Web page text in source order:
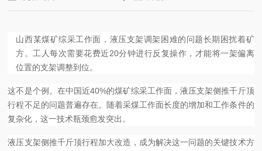
山西某煤矿综采工作面，液压支架调架困难的问题长期困扰着矿
方。工人每次需要花费近20分钟进行反复操作，才能将一架偏离
位置的支架调整到位。
这不是个例。在中国近40%的煤矿综采工作面，液压支架侧推千斤顶
行程不足的问题普遍存在。随着采煤工作面长度的增加和工作条件的
复杂化，这一技术瓶颈愈发突出。
液压支架侧推千斤顶行程加大改造，成为解决这一问题的关键技术方